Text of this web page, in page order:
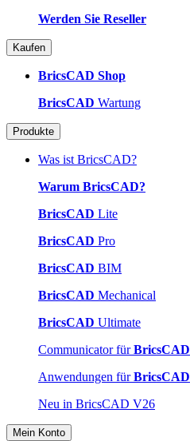
Werden Sie Reseller
Kaufen
BricsCAD Shop
BricsCAD Wartung
Produkte
Was ist BricsCAD?
Warum BricsCAD?
BricsCAD Lite
BricsCAD Pro
BricsCAD BIM
BricsCAD Mechanical
BricsCAD Ultimate
Communicator fürBricsCAD
Anwendungen fürBricsCAD
Neu in BricsCAD V26
Mein Konto